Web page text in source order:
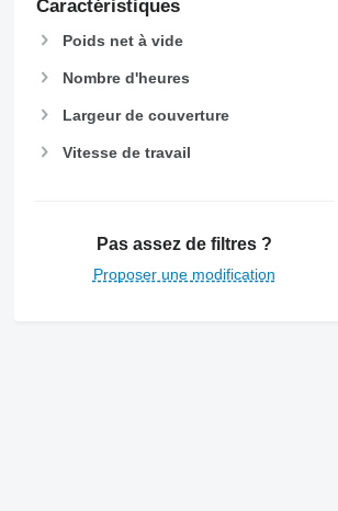
Caractéristiques
Poids net à vide
Nombre d'heures
Largeur de couverture
Vitesse de travail
Pas assez de filtres ?
Proposer une modification